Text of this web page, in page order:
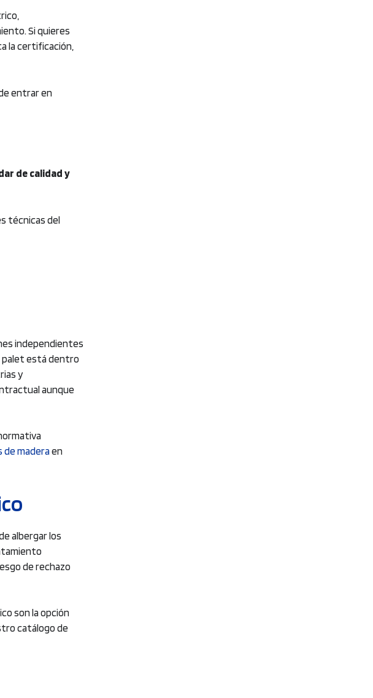
Si quieres
la certificación,
entrar en
de calidad y
técnicas del
independientes
palet está dentro
y
aunque
de maderaen
albergar los
de rechazo
son la opción
catálogo de